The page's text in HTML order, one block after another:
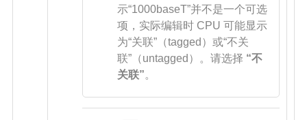
示“1000baseT”并不是一个可选
项，实际编辑时 CPU 可能显示
为“关联”（tagged）或“不关
联”（untagged）。请选择 “不
关联”。